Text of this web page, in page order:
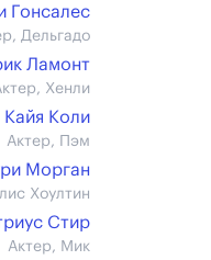
Гонсалес
Дельгадо
Ламонт
Хенли
Кайя Коли
Актер, Пэм
Морган
Хоултин
Стир
Актер, Мик